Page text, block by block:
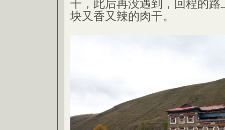
干，此后再没遇到，回程的路
块又香又辣的肉干。